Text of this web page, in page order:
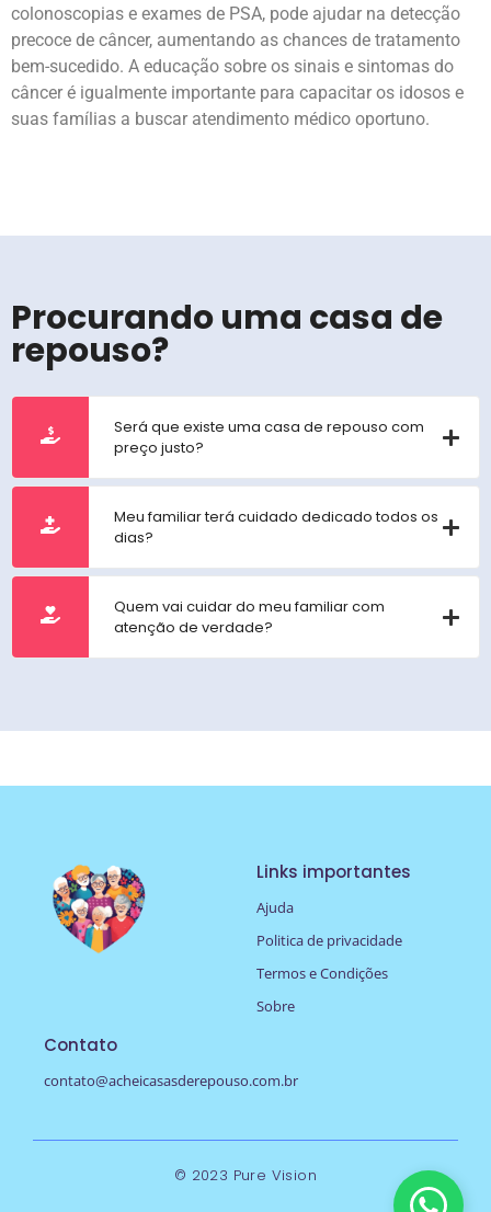
colonoscopias e exames de PSA, pode ajudar na detecção
precoce de câncer, aumentando as chances de tratamento
bem-sucedido. A educação sobre os sinais e sintomas do
câncer é igualmente importante para capacitar os idosos e
suas famílias a buscar atendimento médico oportuno.
Procurando uma casa de
repouso?
Será que existe uma casa de repouso com
preço justo?
Meu familiar terá cuidado dedicado todos os
dias?
Quem vai cuidar do meu familiar com
atenção de verdade?
Links importantes
Ajuda
Politica de privacidade
Termos e Condições
Sobre
Contato
contato@acheicasasderepouso.com.br
© 2023 Pure Vision